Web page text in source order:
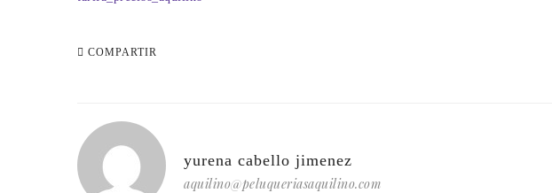
COMPARTIR
yurena cabello jimenez
aquilino@peluqueriasaquilino.com